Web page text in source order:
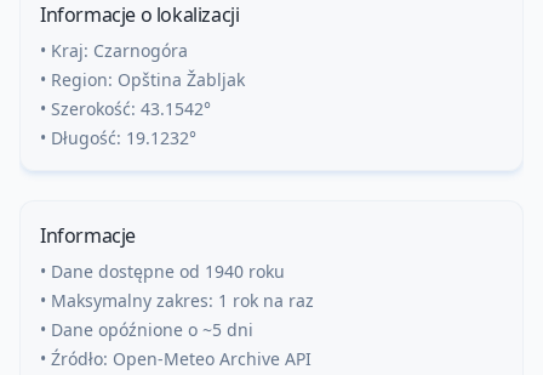
Informacje o lokalizacji
• Kraj: Czarnogóra
• Region: Opština Žabljak
• Szerokość: 43.1542°
• Długość: 19.1232°
Informacje
• Dane dostępne od 1940 roku
• Maksymalny zakres: 1 rok na raz
• Dane opóźnione o ~5 dni
• Źródło: Open-Meteo Archive API